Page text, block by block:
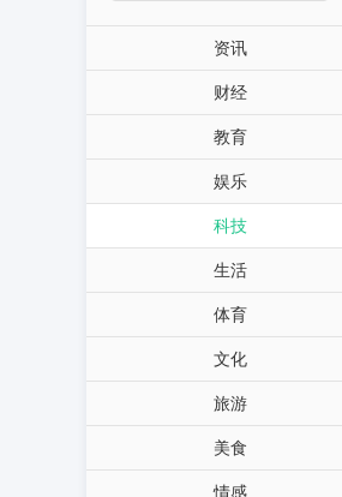
资讯
财经
教育
娱乐
科技
生活
体育
文化
旅游
美食
情感